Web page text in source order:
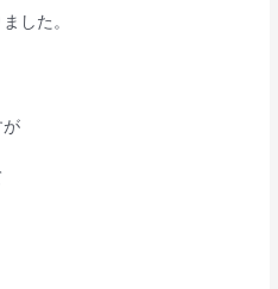
した。
が